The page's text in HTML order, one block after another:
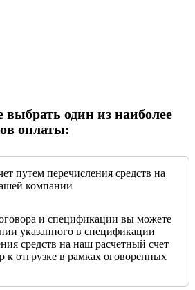
выбрать один из наиболее
оплаты:
путем перечисления средств на
компании
и спецификации вы можете
указанного в спецификации
средств на наш расчетный счет
к отгрузке в рамках оговоренных